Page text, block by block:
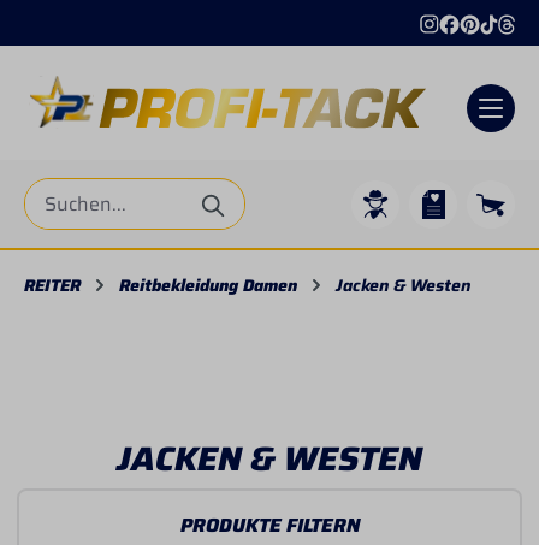
REITER Reitbekleidung Damen Jacken & Westen
JACKEN & WESTEN
PRODUKTE FILTERN